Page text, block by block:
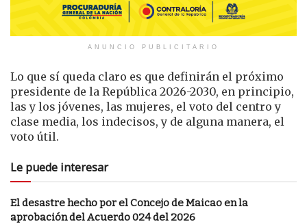
ANUNCIO PUBLICITARIO
Lo que sí queda claro es que definirán el próximo
presidente de la República 2026-2030, en principio,
las y los jóvenes, las mujeres, el voto del centro y
clase media, los indecisos, y de alguna manera, el
voto útil.
Le puede interesar
El desastre hecho por el Concejo de Maicao en la
aprobación del Acuerdo 024 del 2026